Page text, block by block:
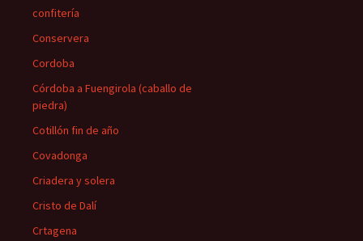
confitería
Conservera
Cordoba
Córdoba a Fuengirola (caballo de
piedra)
Cotillón fin de año
Covadonga
Criadera y solera
Cristo de Dalí
Crtagena